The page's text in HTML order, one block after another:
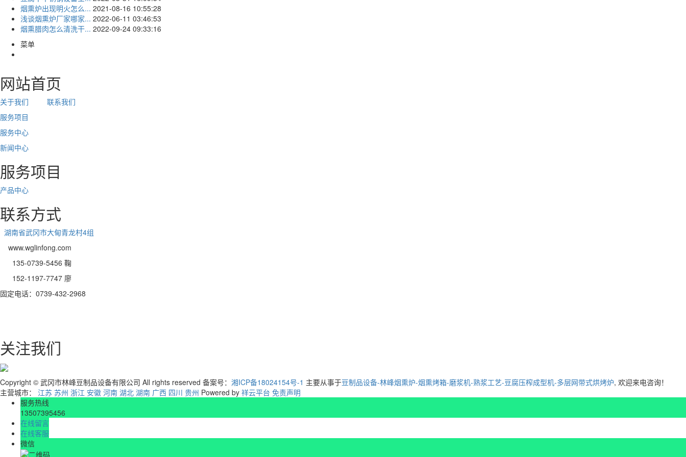
烟熏炉出现明火怎么... 2021-08-16 10:55:28
浅谈烟熏炉厂家哪家... 2022-06-11 03:46:53
烟熏腊肉怎么清洗干... 2022-09-24 09:33:16
菜单
网站首页
关于我们
联系我们
服务项目
服务中心
新闻中心
服务项目
产品中心
联系方式
湖南省武冈市大甸青龙村4组
www.wglinfong.com
135-0739-5456 鞠
152-1197-7747 廖
固定电话：0739-432-2968
关注我们
Copyright © 武冈市林峰豆制品设备有限公司 All rights reserved 备案号： 湘ICP备18024154号-1 主要从事于豆制品设备-林峰烟熏炉-烟熏烤箱-磨浆机-熟浆工艺-豆腐压榨成型机-多层网带式烘烤炉, 欢迎来电咨询！
主营城市： 江苏 苏州 浙江 安徽 河南 湖北 湖南 广西 四川 贵州 Powered by 祥云平台 免责声明
服务热线
13507395456
在线留言
在线客服
微信